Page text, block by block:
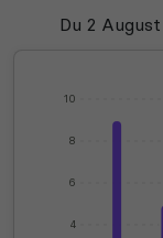
4
6
8
10